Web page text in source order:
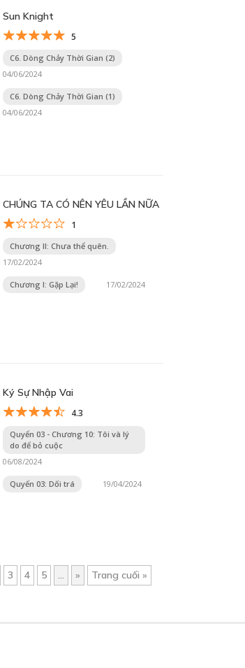
Sun Knight
5
C6. Dòng Chảy Thời Gian (2)
04/06/2024
C6. Dòng Chảy Thời Gian (1)
04/06/2024
CHÚNG TA CÓ NÊN YÊU LẦN NỮA
1
Chương II: Chưa thể quên.
17/02/2024
Chương I: Gặp Lại! 17/02/2024
Ký Sự Nhập Vai
4.3
Quyển 03 - Chương 10: Tôi và lý
do để bỏ cuộc
06/08/2024
Quyển 03: Dối trá 19/04/2024
3 4 5 » Trang cuối »